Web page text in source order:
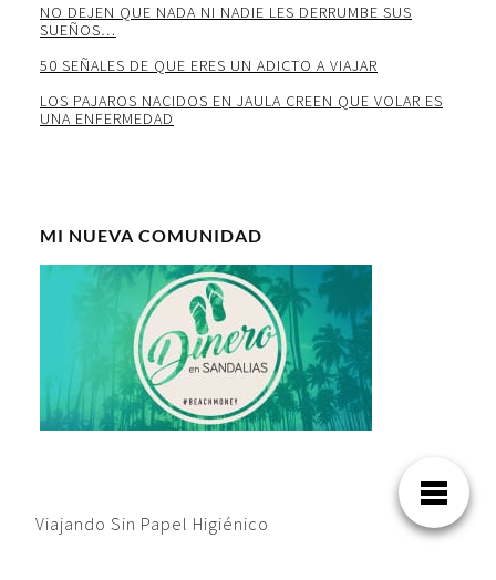
NO DEJEN QUE NADA NI NADIE LES DERRUMBE SUS
SUEÑOS…
50 SEÑALES DE QUE ERES UN ADICTO A VIAJAR
LOS PAJAROS NACIDOS EN JAULA CREEN QUE VOLAR ES
UNA ENFERMEDAD
MI NUEVA COMUNIDAD
Viajando Sin Papel Higiénico